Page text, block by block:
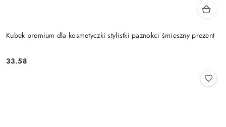
Kubek premium dla kosmetyczki stylistki paznokci śmieszny prezent
Cena:
33.58